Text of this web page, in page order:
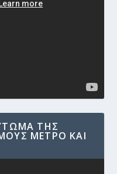
ΤΗΣ
ΜΕΤΡΟ ΚΑΙ